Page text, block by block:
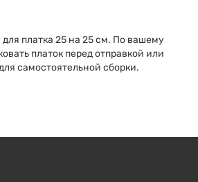
платка 25 на 25 см. По вашему
платок перед отправкой или
самостоятельной сборки.